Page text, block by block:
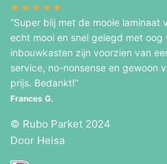
★★★★★
“Super blij met de mooie laminaat
echt mooi en snel gelegd met oog
inbouwkasten zijn voorzien van
service, no-nonsense en gewoon
prijs. Bedankt!”
Frances G.
© Rubo Parket 2024
Door Heisa